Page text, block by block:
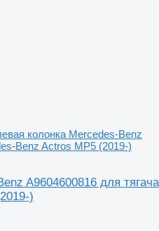
колонка Mercedes-Benz
Benz Actros MP5 (2019-)
A9604600816 для тягача
)